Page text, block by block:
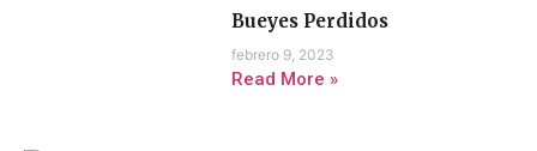
Bueyes Perdidos
febrero 9, 2023
Read More »